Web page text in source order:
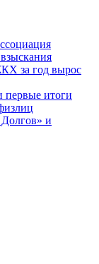
за год вырос
итоги
и